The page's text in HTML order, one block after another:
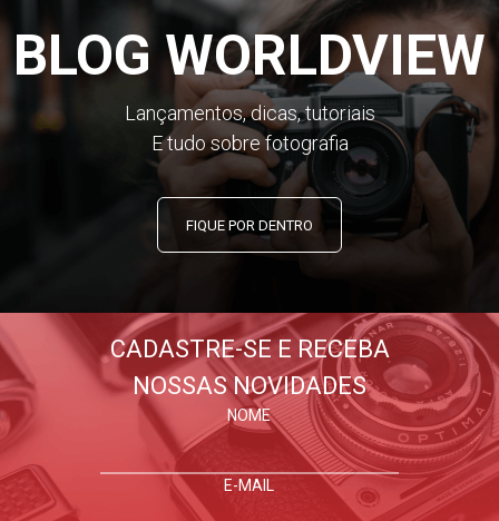
BLOG WORLDVIEW
Lançamentos, dicas, tutoriais
E tudo sobre fotografia
FIQUE POR DENTRO
CADASTRE-SE E RECEBA
NOSSAS NOVIDADES
NOME
E-MAIL